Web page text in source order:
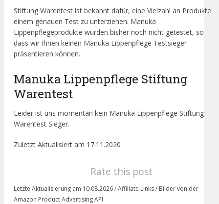
Stiftung Warentest ist bekannt dafür, eine Vielzahl an Produkte
einem genauen Test zu unterziehen. Manuka
Lippenpflegeprodukte wurden bisher noch nicht getestet, so
dass wir Ihnen keinen Manuka Lippenpflege Testsieger
präsentieren können.
Manuka Lippenpflege Stiftung
Warentest
Leider ist uns momentan kein Manuka Lippenpflege Stiftung
Warentest Sieger.
Zuletzt Aktualisiert am 17.11.2020
Rate this post
Letzte Aktualisierung am 10.08.2026 / Affiliate Links / Bilder von der
Amazon Product Advertising API